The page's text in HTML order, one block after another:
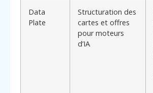
Data
Plate
Structuration des
cartes et offres
pour moteurs
d’IA